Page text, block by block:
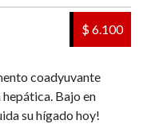
$ 6.100
coadyuvante
Bajo en
su hígado hoy!